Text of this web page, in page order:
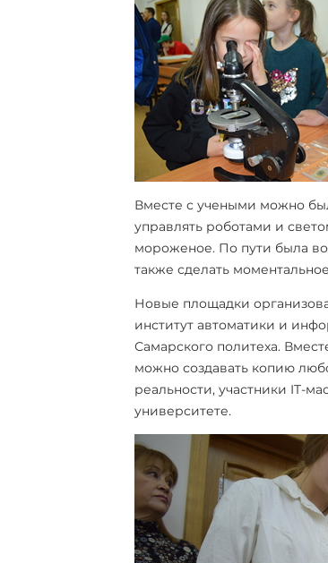
Вместе с учеными можно
управлять роботами и
мороженое. По пути была
также сделать
Новые площадки
институт автоматики и
Самарского политеха.
можно создавать копию
реальности, участники IT-
университете.